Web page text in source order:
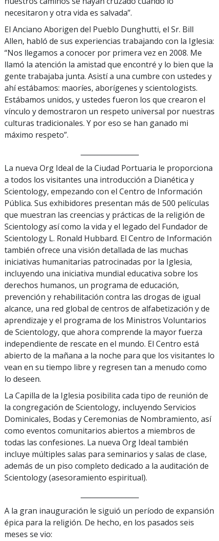
necesitaron y otra vida es salvada”.
El Anciano Aborigen del Pueblo Dunghutti, el Sr. Bill
Allen, habló de sus experiencias trabajando con la Iglesia:
“Nos llegamos a conocer por primera vez en 2008. Me
llamó la atención la amistad que encontré y lo bien que la
gente trabajaba junta. Asistí a una cumbre con ustedes y
ahí estábamos: maoríes, aborígenes y scientologists.
Estábamos unidos, y ustedes fueron los que crearon el
vínculo y demostraron un respeto universal por nuestras
culturas tradicionales. Y por eso se han ganado mi
máximo respeto”.
La nueva Org Ideal de la Ciudad Portuaria le proporciona
a todos los visitantes una introducción a Dianética y
Scientology, empezando con el Centro de Información
Pública. Sus exhibidores presentan más de 500 películas
que muestran las creencias y prácticas de la religión de
Scientology así como la vida y el legado del Fundador de
Scientology L. Ronald Hubbard. El Centro de Información
también ofrece una visión detallada de las muchas
iniciativas humanitarias patrocinadas por la Iglesia,
incluyendo una iniciativa mundial educativa sobre los
derechos humanos, un programa de educación,
prevención y rehabilitación contra las drogas de igual
alcance, una red global de centros de alfabetización y de
aprendizaje y el programa de los Ministros Voluntarios
de Scientology, que ahora comprende la mayor fuerza
independiente de rescate en el mundo. El Centro está
abierto de la mañana a la noche para que los visitantes lo
vean en su tiempo libre y regresen tan a menudo como
lo deseen.
La Capilla de la Iglesia posibilita cada tipo de reunión de
la congregación de Scientology, incluyendo Servicios
Dominicales, Bodas y Ceremonias de Nombramiento, así
como eventos comunitarios abiertos a miembros de
todas las confesiones. La nueva Org Ideal también
incluye múltiples salas para seminarios y salas de clase,
además de un piso completo dedicado a la auditación de
Scientology (asesoramiento espiritual).
A la gran inauguración le siguió un período de expansión
épica para la religión. De hecho, en los pasados seis
meses se vio: